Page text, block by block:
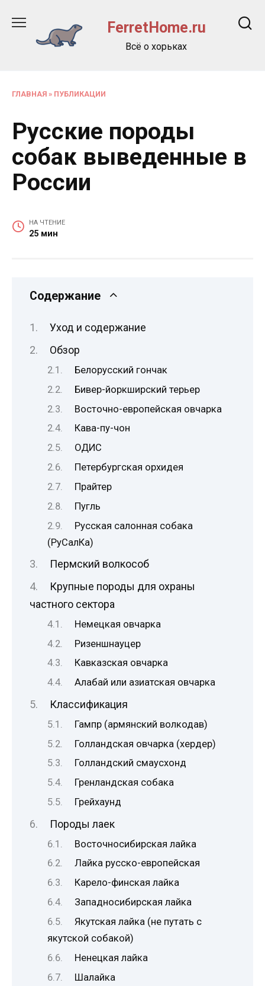
содержанию
FerretHome.ru
Всё о хорьках
ГЛАВНАЯ » ПУБЛИКАЦИИ
Русские породы
собак выведенные в
России
НА ЧТЕНИЕ
25 мин
Содержание
Уход и содержание
Обзор
Белорусский гончак
Бивер-йоркширский терьер
Восточно-европейская овчарка
Кава-пу-чон
ОДИС
Петербургская орхидея
Прайтер
Пугль
Русская салонная собака
(РуСалКа)
Пермский волкособ
Крупные породы для охраны
частного сектора
Немецкая овчарка
Ризеншнауцер
Кавказская овчарка
Алабай или азиатская овчарка
Классификация
Гампр (армянский волкодав)
Голландская овчарка (хердер)
Голландский смаусхонд
Гренландская собака
Грейхаунд
Породы лаек
Восточносибирская лайка
Лайка русско-европейская
Карело-финская лайка
Западносибирская лайка
Якутская лайка (не путать с
якутской собакой)
Ненецкая лайка
Шалайка